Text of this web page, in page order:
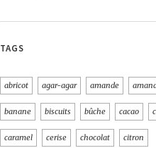
TAGS
abricot agar-agar amande
banane biscuits bûche cacao
caramel cerise chocolat citron